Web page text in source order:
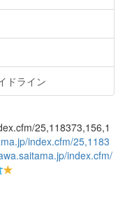
ドライン
25,118373,156,1
index.cfm/25,1183
index.cfm/
★